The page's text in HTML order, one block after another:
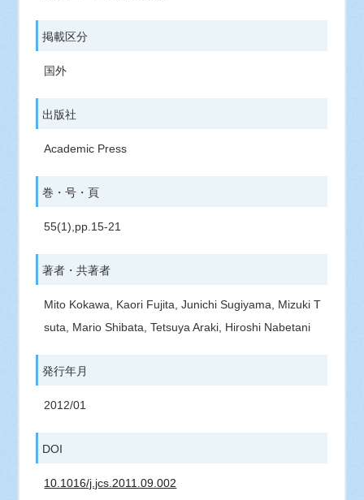
掲載区分
国外
出版社
Academic Press
巻・号・頁
55(1),pp.15-21
著者・共著者
Mito Kokawa, Kaori Fujita, Junichi Sugiyama, Mizuki T
suta, Mario Shibata, Tetsuya Araki, Hiroshi Nabetani
発行年月
2012/01
DOI
10.1016/j.jcs.2011.09.002